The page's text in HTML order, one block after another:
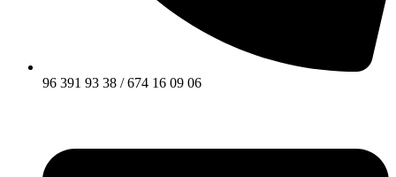
96 391 93 38 / 674 16 09 06